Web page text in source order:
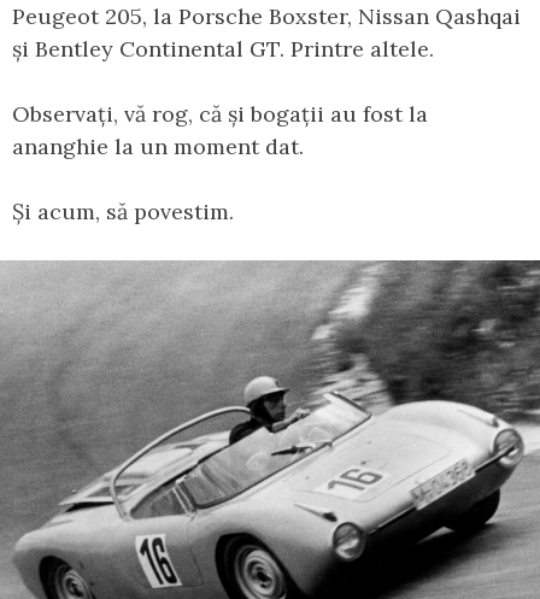
Peugeot 205, la Porsche Boxster, Nissan Qashqai
și Bentley Continental GT. Printre altele.
Observați, vă rog, că și bogații au fost la
ananghie la un moment dat.
Și acum, să povestim.